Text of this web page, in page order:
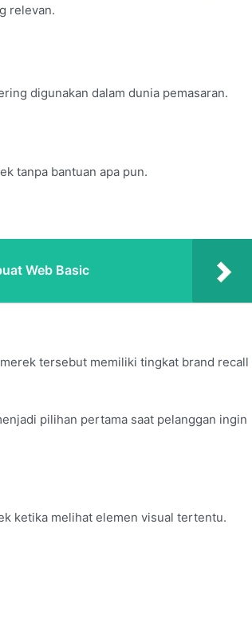
relevan.
digunakan dalam dunia pemasaran.
tanpa bantuan apa pun.
Web Basic
tersebut memiliki tingkat brand recall
pilihan pertama saat pelanggan ingin
ketika melihat elemen visual tertentu.